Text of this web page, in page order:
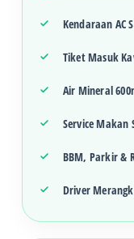
Kendaraan AC
Tiket Masuk
Air Mineral
Service Makan
BBM, Parkir &
Driver